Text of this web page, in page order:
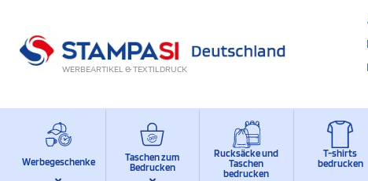
WERBEARTIKEL & TEXTILDRUCK
Werbegeschenke
Taschen zum
Bedrucken
Rucksäcke und
Taschen
bedrucken
T-shirts
bedrucken